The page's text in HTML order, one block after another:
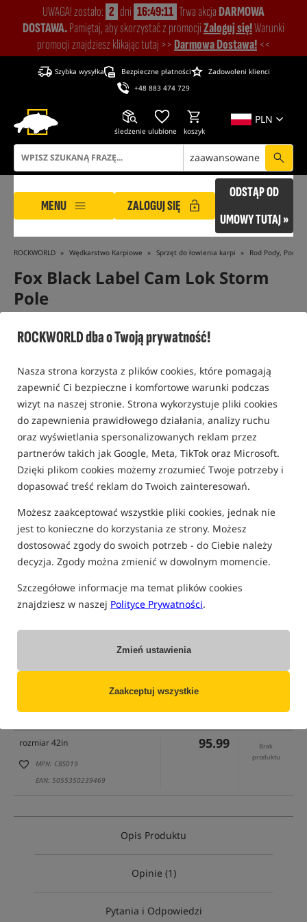
ROCKWORLD dba o Twoją prywatność!
Nasza strona korzysta z plików cookies, które pomagają
zapewnić Ci bezpieczne i komfortowe warunki podczas
wizyt na naszej stronie. Strona wykorzystuje pliki cookies
do zapewnienia prawidłowego działania, analizy ruchu
oraz wyświetlania spersonalizowanych reklam przez
partnerów takich jak Google, Meta, TikTok oraz Microsoft.
Dzięki plikom cookies możemy zrozumieć Twoje potrzeby i
dopasować treść reklam do Twoich zainteresowań.
Możesz zaakceptować wszystkie pliki cookies, jednak nie
jest to konieczne do korzystania ze strony. Możesz
dostosować zgody do swoich potrzeb - do Ciebie należy
decyzja. Zgody można zmienić w dowolnym momencie.
Szczegółowe informacje ma temat plików cookies
znajdziesz w naszej Polityce Prywatności.
Zmień ustawienia
Zaakceptuj wszystkie
UWAGA! zostało: 2 dni 16:49:10 Trwa akcjaDARMOWA
DOSTAWA.Pamiętaj, aby skorzystać z promocjiZaloguj się!Warunki
promocji znajdziesz klikając tutaj >>Darmowa Dostawa! <<
Szybka wysyłka Bezpieczne płatności
Zadowoleni klienci
+48 883 474 729
PLN
śledzenie ulubione koszyk
zaawansowane
MENU ZALOGUJ SIĘ
ODSTĄP OD
UMOWY TUTAJ »
ROCKWORLD Wędkarstwo Karpiowe Sprzęt do łowienia karpi Rod Pody,
Fox Black Label Cam Lok Storm
Pole
5,0
(część opcji mogła zostać ukryta przez wybrany sposób filtrowania)
rozmiar 42in
MPN: CBS019
EAN: 5055350239469
95.99
Brak
produktu
Opis Produktu
Opinie (1)
Pytania i Odpowiedzi